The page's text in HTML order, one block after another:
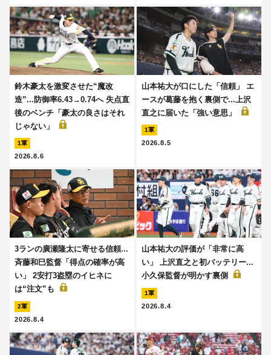
鈴木豪太を激変させた“魔改
造”...防御率6.43→0.74へ 失点直
後のベンチ「豪太の良さはそれ
じゃない」
1軍
2026.8.6
山本祐大が口にした「信頼」 エ
ースが葛藤を抱く裏側で...上沢
直之に届いた「強い意思」
1軍
2026.8.5
3ランの廣瀬隆太に寄せる信頼...
斉藤和巳監督「得点の確率が高
い」 2安打3盗塁のイヒネに
は“注文”も
2軍
2026.8.4
山本祐大の評価が「非常に高
い」 上沢直之と初バッテリー...
小久保監督が明かす裏側
1軍
2026.8.4